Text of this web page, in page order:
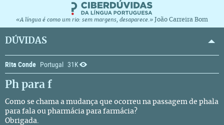
«A língua é como um rio: sem margens, desaparece.» João Carreira Bom
DÚVIDAS
Rita Conde Portugal 31K
Ph para f
Como se chama a mudança que ocorreu na passagem de phala
para fala ou pharmácia para farmácia?
Obrigada.